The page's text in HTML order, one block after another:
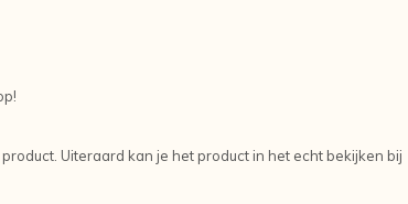
Uiteraard kan je het product in het echt bekijken bij